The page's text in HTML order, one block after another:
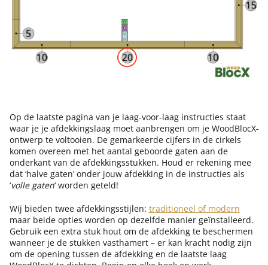
Op de laatste pagina van je laag-voor-laag instructies staat
waar je je afdekkingslaag moet aanbrengen om je WoodBlocX-
ontwerp te voltooien. De gemarkeerde cijfers in de cirkels
komen overeen met het aantal geboorde gaten aan de
onderkant van de afdekkingsstukken. Houd er rekening mee
dat ‘halve gaten’ onder jouw afdekking in de instructies als
‘volle gaten‘ worden geteld!
Wij bieden twee afdekkingsstijlen: traditioneel of modern
maar beide opties worden op dezelfde manier geïnstalleerd.
Gebruik een extra stuk hout om de afdekking te beschermen
wanneer je de stukken vasthamert – er kan kracht nodig zijn
om de opening tussen de afdekking en de laatste laag